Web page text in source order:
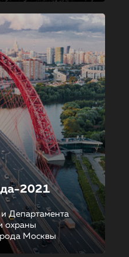
2021
Департамента
охраны
Москвы